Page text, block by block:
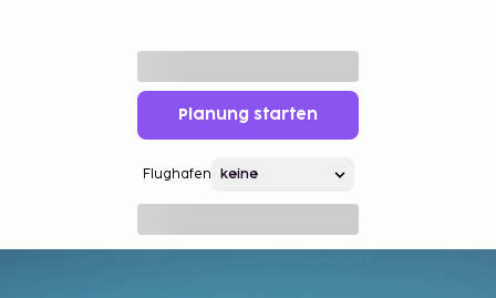
Planung starten
Flughafen